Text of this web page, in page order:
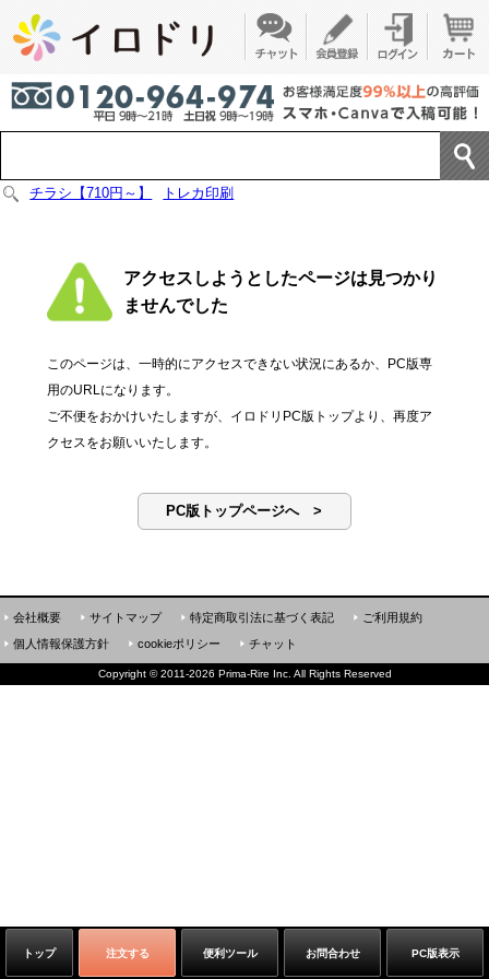
チラシ【710円～】 トレカ印刷
アクセスしようとしたページは見つかり
ませんでした
このページは、一時的にアクセスできない状況にあるか、PC版専
用のURLになります。
ご不便をおかけいたしますが、イロドリPC版トップより、再度ア
クセスをお願いいたします。
PC版トップページへ >
トップ 注文する 便利ツール お問合わせ PC版表示
会社概要 サイトマップ 特定商取引法に基づく表記
ご利用規約
個人情報保護方針
cookieポリシー チャット
Copyright ©2011-2026 Prima-Rire Inc. All Rights Reserved